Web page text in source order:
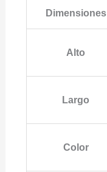
Dimensiones
Alto
Largo
Color